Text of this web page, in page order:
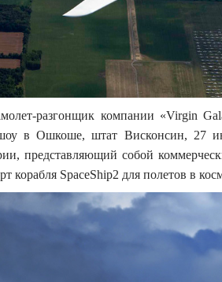
разгонщик компании «Virgin
в Ошкоше, штат Висконсин, 27
представляющий собой
корабля SpaceShip2 для полетов в